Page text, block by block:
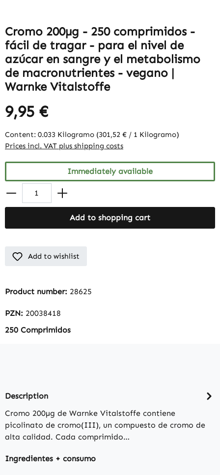
Cromo 200µg - 250 comprimidos -
fácil de tragar - para el nivel de
azúcar en sangre y el metabolismo
de macronutrientes - vegano |
Warnke Vitalstoffe
9,95 €
Content: 0.033 Kilogramo (301,52 € / 1 Kilogramo)
Prices incl. VAT plus shipping costs
Immediately available
Add to shopping cart
Add to wishlist
Product number: 28625
PZN: 20038418
250 Comprimidos
Description
Cromo 200µg de Warnke Vitalstoffe contiene
picolinato de cromo(III), un compuesto de cromo de
alta calidad. Cada comprimido…
Ingredientes + consumo